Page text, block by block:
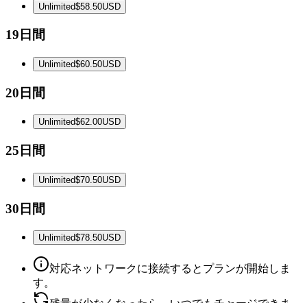
Unlimited$58.50USD
19日間
Unlimited$60.50USD
20日間
Unlimited$62.00USD
25日間
Unlimited$70.50USD
30日間
Unlimited$78.50USD
対応ネットワークに接続するとプランが開始しま
す。